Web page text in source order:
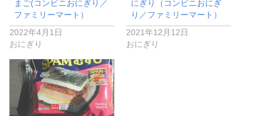
まご(コンビニおにぎり／
ファミリーマート）
2022年4月1日
おにぎり
にぎり（コンビニおにぎ
り／ファミリーマート）
2021年12月12日
おにぎり